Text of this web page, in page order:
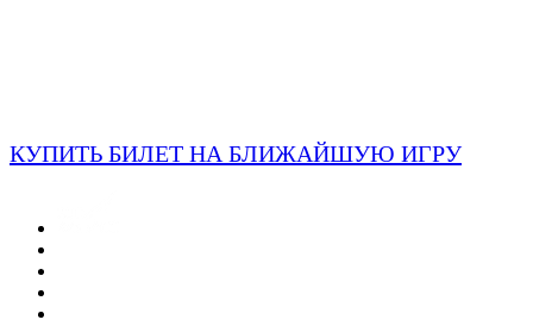
КУПИТЬ БИЛЕТ НА БЛИЖАЙШУЮ ИГРУ